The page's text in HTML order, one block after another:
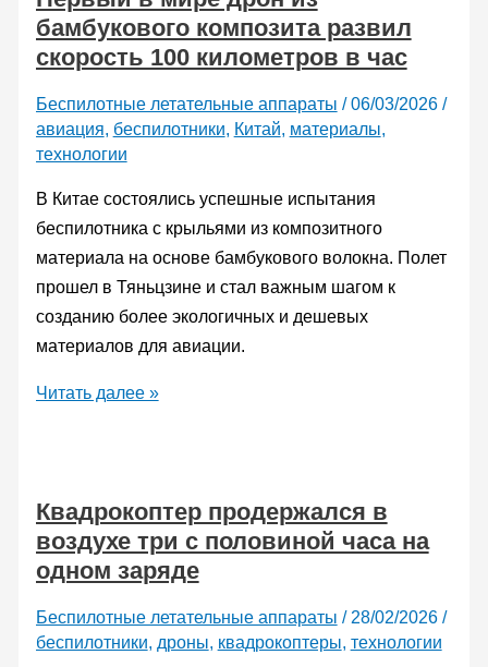
с
помощью
Bird
of
с
ракетным
вооружением
бамбукового композита развил
скорость 100 километров в час
Беспилотные летательные аппараты /06/03/2026 /
авиация, беспилотники, Китай, материалы,
технологии
В Китае состоялись успешные испытания
беспилотника с крыльями из композитного
материала на основе бамбукового волокна. Полет
прошел в Тяньцзине и стал важным шагом к
созданию более экологичных и дешевых
материалов для авиации.
Первый
из
бамбукового
композита
скорость
100
Читать далее »
Квадрокоптер продержался в
воздухе три с половиной часа на
одном заряде
Беспилотные летательные аппараты / 28/02/2026 /
беспилотники, дроны, квадрокоптеры, технологии